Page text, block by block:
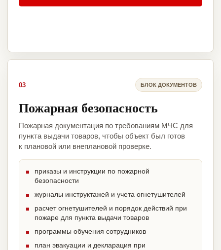
03 БЛОК ДОКУМЕНТОВ
Пожарная безопасность
Пожарная документация по требованиям МЧС для
пункта выдачи товаров, чтобы объект был готов
к плановой или внеплановой проверке.
приказы и инструкции по пожарной
безопасности
журналы инструктажей и учета огнетушителей
расчет огнетушителей и порядок действий при
пожаре для пункта выдачи товаров
программы обучения сотрудников
план эвакуации и декларация при